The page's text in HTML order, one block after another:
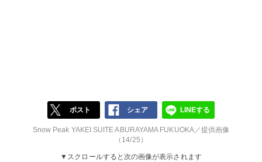
ポスト シェア LINEする
Snow Peak YAKEI SUITE ABURAYAMA FUKUOKA／提供画像
（14/25）
▼スクロールすると次の画像が表示されます